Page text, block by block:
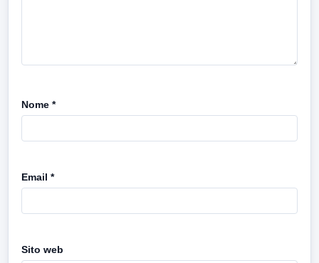
Nome *
Email *
Sito web